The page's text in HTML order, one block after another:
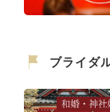
ブライダ